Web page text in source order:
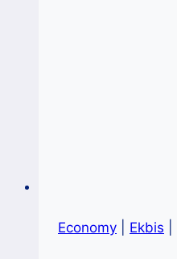
Economy Ekbis